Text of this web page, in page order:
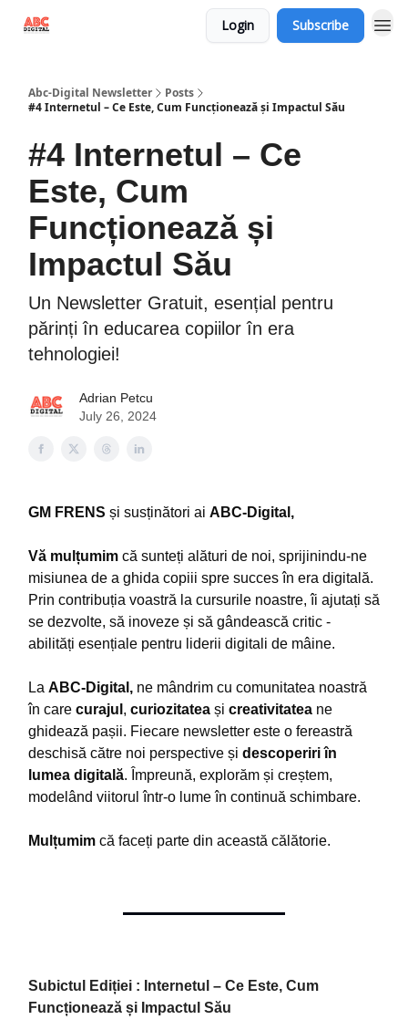
Login Subscribe
Abc-Digital Newsletter
Posts
#4 Internetul – Ce Este, Cum Funcționează și Impactul Său
#4 Internetul – Ce
Este, Cum
Funcționează și
Impactul Său
Un Newsletter Gratuit, esențial pentru
părinți în educarea copiilor în era
tehnologiei!
Adrian Petcu
July 26, 2024
GM FRENS și susținători ai ABC-Digital,
Vă mulțumim că sunteți alături de noi, sprijinindu-ne
misiunea de a ghida copiii spre succes în era digitală.
Prin contribuția voastră la cursurile noastre, îi ajutați să
se dezvolte, să inoveze și să gândească critic -
abilități esențiale pentru liderii digitali de mâine.
La ABC-Digital, ne mândrim cu comunitatea noastră
în care curajul , curiozitatea și creativitatea ne
ghidează pașii. Fiecare newsletter este o fereastră
deschisă către noi perspective și descoperiri în
lumea digitală. Împreună, explorăm și creștem,
modelând viitorul într-o lume în continuă schimbare.
Mulțumim că faceți parte din această călătorie.
Subictul Ediției : Internetul – Ce Este, Cum
Funcționează și Impactul Său